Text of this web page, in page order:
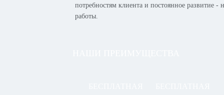
потребностям клиента и постоянное развитие
работы.